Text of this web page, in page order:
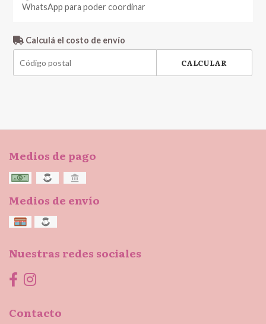
WhatsApp para poder coordinar
Calculá el costo de envío
CALCULAR
Medios de pago
Medios de envío
Nuestras redes sociales
Contacto